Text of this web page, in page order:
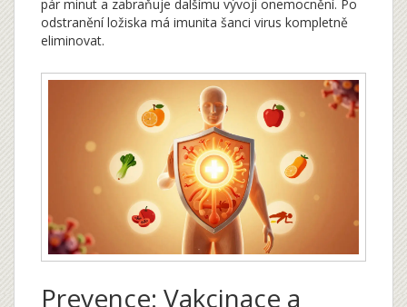
pár minut a zabraňuje dalšímu vývoji onemocnění. Po
odstranění ložiska má imunita šanci virus kompletně
eliminovat.
Prevence: Vakcinace a